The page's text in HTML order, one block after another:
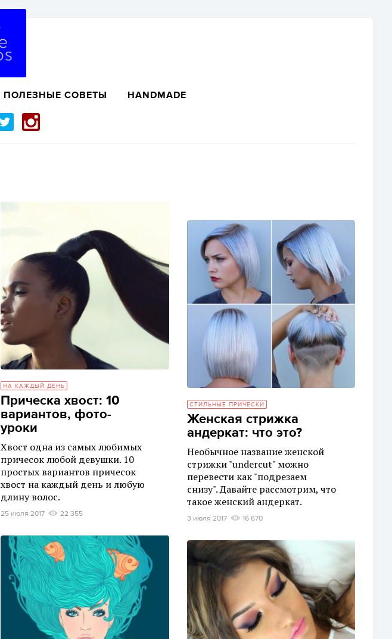
ПОЛЕЗНЫЕ СОВЕТЫ HANDMADE
НА КАЖДЫЙ ДЕНЬ
Прическа хвост: 10
вариантов, фото-
уроки
Хвост одна из самых любимых
причесок любой девушки. 10
простых вариантов причесок
хвост на каждый день и любую
длину волос.
25 июля 2017 22 355
СТИЛЬНЫЕ ПРИЧЕСКИ
Женская стрижка
андеркат: что это?
Необычное название женской
стрижки "undercut" можно
перевести как "подрезаем
снизу". Давайте рассмотрим, что
такое женский андеркат.
3 июля 2017 16 670